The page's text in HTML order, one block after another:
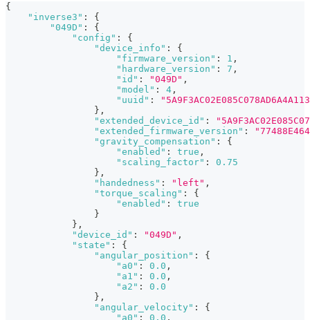
{
"inverse3" :
{
"049D" :
{
"config" :
{
"device_info" :
{
"firmware_version" : 1 ,
"hardware_version" : 7 ,
"id" : "049D" ,
"model" : 4 ,
"uuid" :
} ,
"extended_device_id" :
"extended_firmware_version" :
"gravity_compensation" :
{
"enabled" : true ,
"scaling_factor" :
0.75
} ,
"handedness" : "left" ,
"torque_scaling" :
{
"enabled" :
true
}
} ,
"device_id" : "049D" ,
"state" :
{
"angular_position" :
{
"a0" : 0.0 ,
"a1" : 0.0 ,
"a2" :
0.0
} ,
"angular_velocity" :
{
"a0" : 0.0 ,